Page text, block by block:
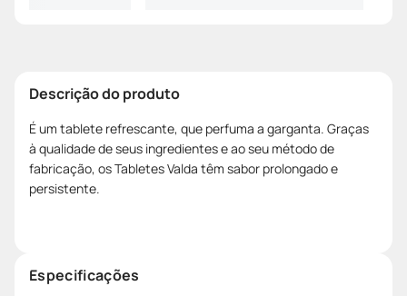
Descrição do produto
É um tablete refrescante, que perfuma a garganta. Graças
à qualidade de seus ingredientes e ao seu método de
fabricação, os Tabletes Valda têm sabor prolongado e
persistente.
Especificações